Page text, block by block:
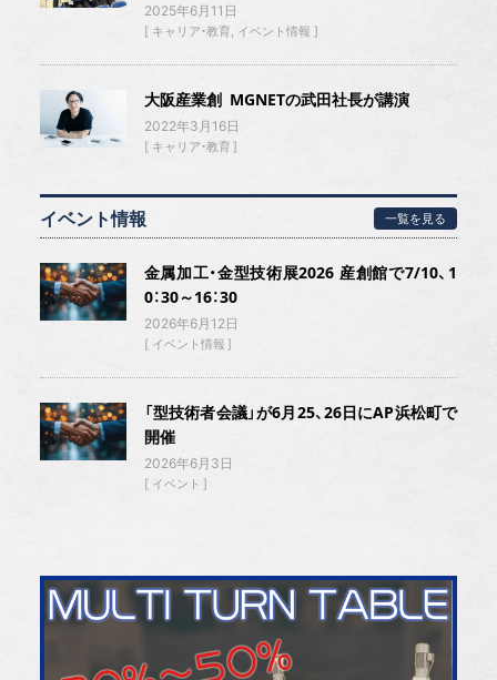
2025年6月11日
キャリア・教育 イベント情報
大阪産業創 MGNETの武田社長が講演
2022年3月16日
キャリア・教育
イベント情報 一覧を見る
金属加工・金型技術展2026 産創館で7/10、1
0：30～16：30
2026年6月12日
イベント情報
「型技術者会議」が6月25、26日にAP浜松町で
開催
2026年6月3日
イベント